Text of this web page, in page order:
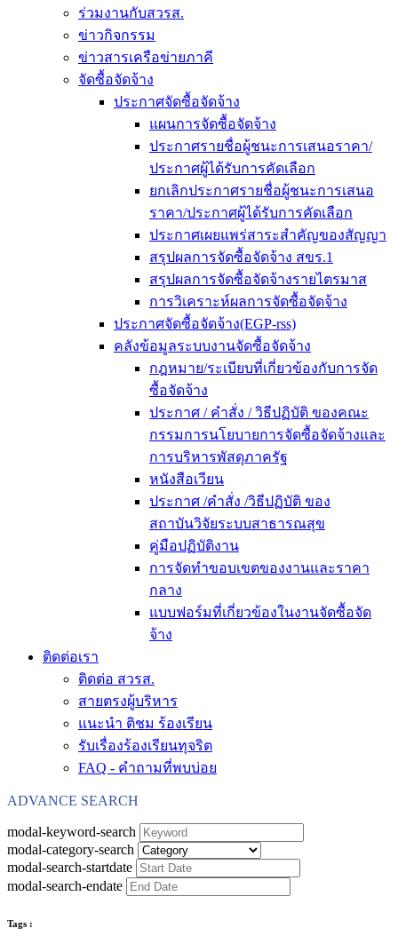
ร่วมงานกับสวรส.
ข่าวกิจกรรม
ข่าวสารเครือข่ายภาคี
จัดซื้อจัดจ้าง
ประกาศจัดซื้อจัดจ้าง
แผนการจัดซื้อจัดจ้าง
ประกาศรายชื่อผู้ชนะการเสนอราคา/
ประกาศผู้ได้รับการคัดเลือก
ยกเลิกประกาศรายชื่อผู้ชนะการเสนอ
ราคา/ประกาศผู้ได้รับการคัดเลือก
ประกาศเผยแพร่สาระสำคัญของสัญญา
สรุปผลการจัดซื้อจัดจ้าง สขร.1
สรุปผลการจัดซื้อจัดจ้างรายไตรมาส
การวิเคราะห์ผลการจัดซื้อจัดจ้าง
ประกาศจัดซื้อจัดจ้าง(EGP-rss)
คลังข้อมูลระบบงานจัดซื้อจัดจ้าง
กฎหมาย/ระเบียบที่เกี่ยวข้องกับการจัด
ซื้อจัดจ้าง
ประกาศ / คำสั่ง / วิธีปฏิบัติ ของคณะ
กรรมการนโยบายการจัดซื้อจัดจ้างและ
การบริหารพัสดุภาครัฐ
หนังสือเวียน
ประกาศ /คำสั่ง /วิธีปฏิบัติ ของ
สถาบันวิจัยระบบสาธารณสุข
คู่มือปฏิบัติงาน
การจัดทำขอบเขตของงานและราคา
กลาง
แบบฟอร์มที่เกี่ยวข้องในงานจัดซื้อจัด
จ้าง
ติดต่อเรา
ติดต่อ สวรส.
สายตรงผู้บริหาร
แนะนำ ติชม ร้องเรียน
รับเรื่องร้องเรียนทุจริต
FAQ - คำถามที่พบบ่อย
ADVANCE SEARCH
modal-keyword-search
modal-category-search
modal-search-startdate
modal-search-endate
Tags :